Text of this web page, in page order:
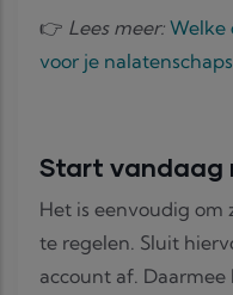
👉 Lees meer: Welke
voor je
Start vandaag
Het is eenvoudig om
te regelen. Sluit
account af.